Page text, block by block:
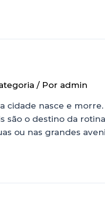
/ Por admin
cidade nasce e
o destino da
ou nas grandes